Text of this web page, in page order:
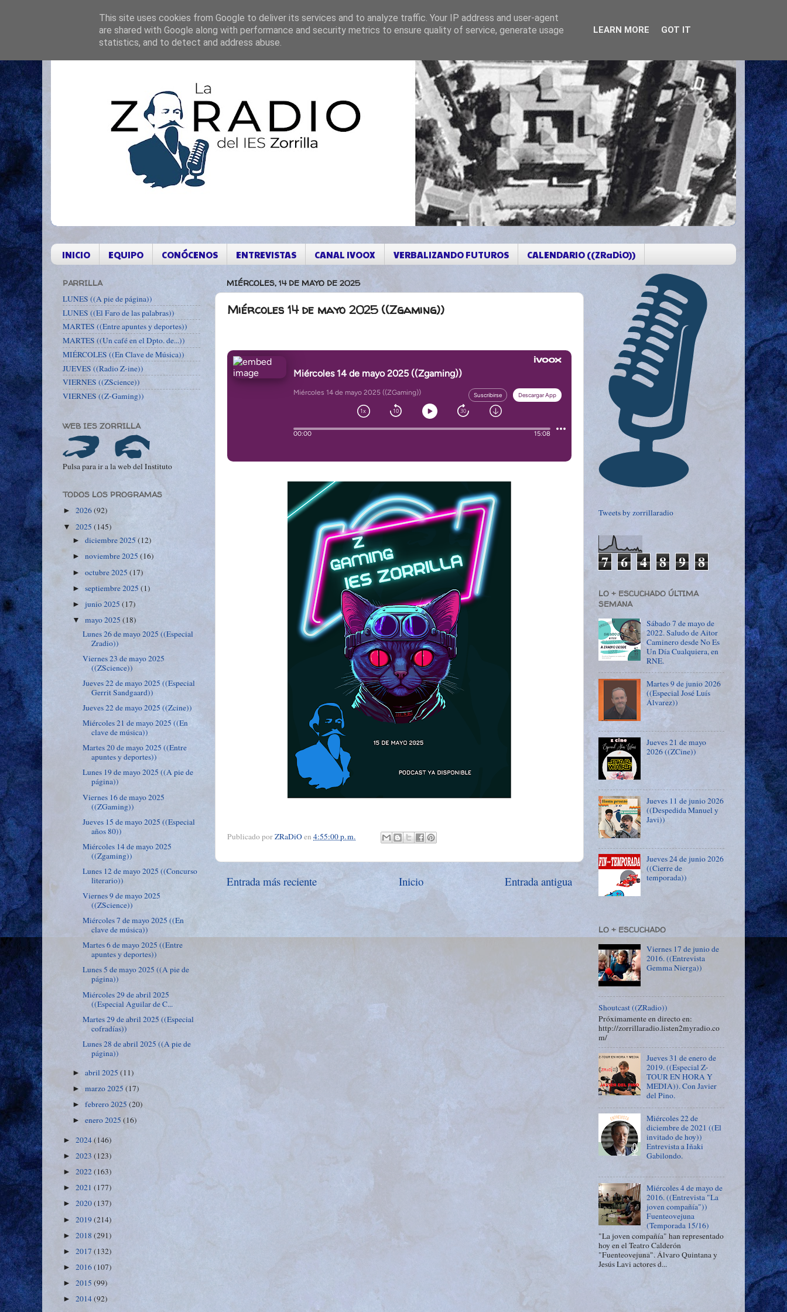
INICIO EQUIPO CONÓCENOS ENTREVISTAS CANAL IVOOX VERBALIZANDO FUTUROS CALENDARIO ((ZRaDiO))
MIÉRCOLES, 14 DE MAYO DE 2025
Miércoles 14 de mayo 2025 ((Zgaming))
Publicado porZRaDiOen 4:55:00 p. m.
Entrada más reciente Entrada antigua
Inicio
PARRILLA
LUNES ((A pie de página))
LUNES ((El Faro de las palabras))
MARTES ((Entre apuntes y deportes))
MARTES ((Un café en el Dpto. de...))
MIÉRCOLES ((En Clave de Música))
JUEVES ((Radio Z-ine))
VIERNES ((ZScience))
VIERNES ((Z-Gaming))
WEB IES ZORRILLA
Pulsa para ir a la web del Instituto
TODOS LOS PROGRAMAS
► 2026(92)
▼ 2025 (145)
►diciembre 2025(12)
►noviembre 2025(16)
►octubre 2025(17)
►septiembre 2025(1)
►junio 2025(17)
▼mayo 2025(18)
Lunes 26 de mayo 2025 ((Especial
Zradio))
Viernes 23 de mayo 2025
((ZScience))
Jueves 22 de mayo 2025 ((Especial
Gerrit Sandgaard))
Jueves 22 de mayo 2025 ((Zcine))
Miércoles 21 de mayo 2025 ((En
clave de música))
Martes 20 de mayo 2025 ((Entre
apuntes y deportes))
Lunes 19 de mayo 2025 ((A pie de
página))
Viernes 16 de mayo 2025
((ZGaming))
Jueves 15 de mayo 2025 ((Especial
años 80))
Miércoles 14 de mayo 2025
((Zgaming))
Lunes 12 de mayo 2025 ((Concurso
literario))
Viernes 9 de mayo 2025
((ZScience))
Miércoles 7 de mayo 2025 ((En
clave de música))
Martes 6 de mayo 2025 ((Entre
apuntes y deportes))
Lunes 5 de mayo 2025 ((A pie de
página))
Miércoles 29 de abril 2025
((Especial Aguilar de C...
Martes 29 de abril 2025 ((Especial
cofradías))
Lunes 28 de abril 2025 ((A pie de
página))
►abril 2025(11)
►marzo 2025(17)
►febrero 2025(20)
►enero 2025(16)
► 2024(146)
► 2023 (123)
► 2022(163)
► 2021 (177)
► 2020(137)
► 2019(214)
► 2018 (291)
► 2017 (132)
► 2016(107)
► 2015 (99)
► 2014(92)
Tweets by zorrillaradio
7 6 4 8 9 8
LO + ESCUCHADO ÚLTIMA
SEMANA
Sábado 7 de mayo de
2022. Saludo de Aitor
Caminero desde No Es
Un Día Cualquiera, en
RNE.
Martes 9 de junio 2026
((Especial José Luís
Álvarez))
Jueves 21 de mayo
2026 ((ZCine))
Jueves 11 de junio 2026
((Despedida Manuel y
Javi))
Jueves 24 de junio 2026
((Cierre de
temporada))
LO + ESCUCHADO
Viernes 17 de junio de
2016. ((Entrevista
Gemma Nierga))
Shoutcast ((ZRadio))
Próximamente en directo en:
http://zorrillaradio.listen2myradio.co
m/
Jueves 31 de enero de
2019. ((Especial Z-
TOUR EN HORA Y
MEDIA)). Con Javier
del Pino.
Miércoles 22 de
diciembre de 2021 ((El
invitado de hoy))
Entrevista a Iñaki
Gabilondo.
Miércoles 4 de mayo de
2016. ((Entrevista "La
joven compañía"))
Fuenteovejuna
(Temporada 15/16)
"La joven compañía" han representado
hoy en el Teatro Calderón
"Fuenteovejuna". Álvaro Quintana y
Jesús Lavi actores d...
This site uses cookies from Google to deliver its services and to analyze traffic. Your IP address and user-agent
are shared with Google along with performance and security metrics to ensure quality of service, generate usage
statistics, and to detect and address abuse.
LEARN MORE GOT IT